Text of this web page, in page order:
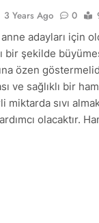
3 Years Ago 0
adayları için
bir şekilde
özen
ve sağlıklı bir
miktarda sıvı
olacaktır.